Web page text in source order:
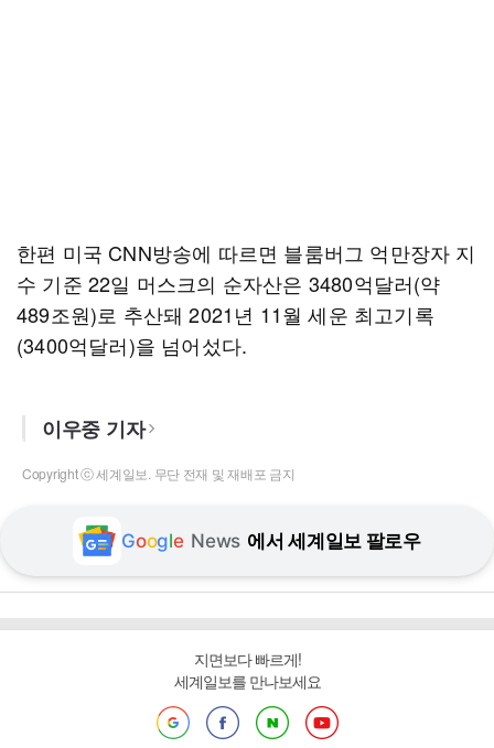
한편 미국 CNN방송에 따르면 블룸버그 억만장자 지
수 기준 22일 머스크의 순자산은 3480억달러(약
489조원)로 추산돼 2021년 11월 세운 최고기록
(3400억달러)을 넘어섰다.
이우중 기자
Copyright ⓒ 세계일보. 무단 전재 및 재배포 금지
Google News 에서 세계일보 팔로우
지면보다 빠르게!
세계일보를 만나보세요